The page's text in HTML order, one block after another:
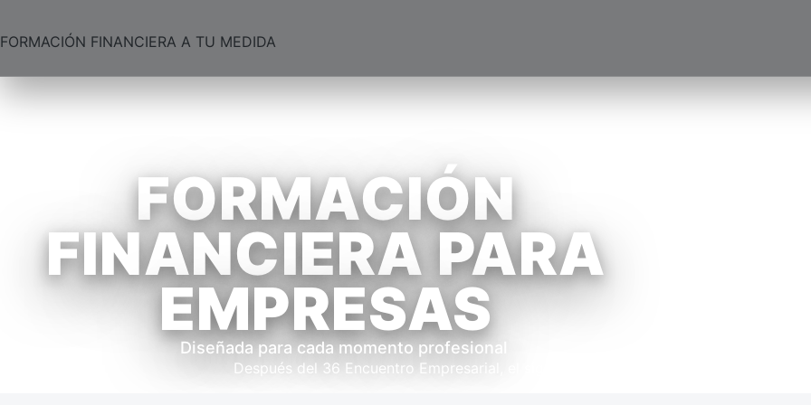
FORMACIÓN FINANCIERA A TU MEDIDA
FORMACIÓN
FINANCIERA PARA
EMPRESAS
Diseñada para cada momento profesional
Después del 36 Encuentro Empresarial, el siguiente paso es fortalecer tu criterio